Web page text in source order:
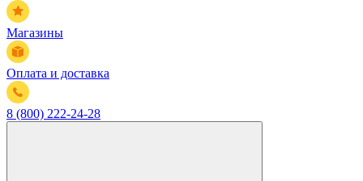
Магазины
Оплата и доставка
8 (800) 222-24-28